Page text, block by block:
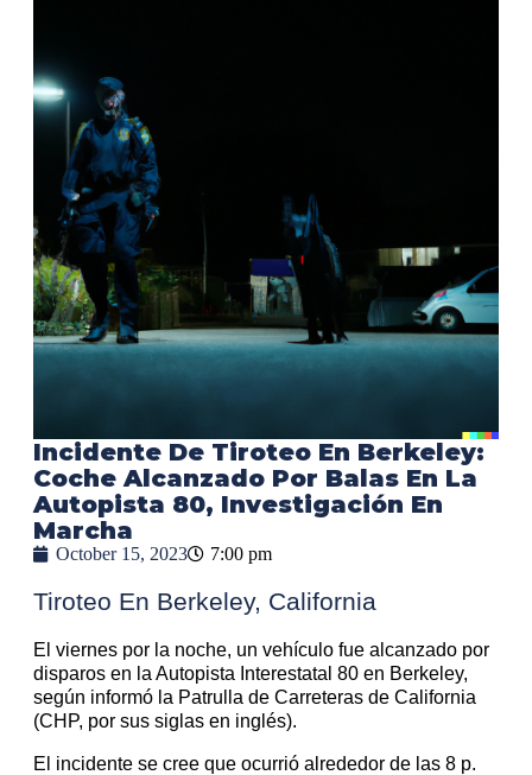
Incidente De Tiroteo En Berkeley:
Coche Alcanzado Por Balas En La
Autopista 80, Investigación En
Marcha
October 15, 2023 7:00 pm
Tiroteo En Berkeley, California
El viernes por la noche, un vehículo fue alcanzado por
disparos en la Autopista Interestatal 80 en Berkeley,
según informó la Patrulla de Carreteras de California
(CHP, por sus siglas en inglés).
El incidente se cree que ocurrió alrededor de las 8 p.